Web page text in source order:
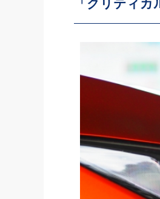
「クリティ